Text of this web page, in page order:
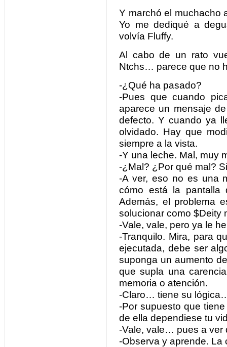
Y marchó el muchacho
Yo me dediqué a
volvía Fluffy.
Al cabo de un rato
Ntchs… parece que no
-¿Qué ha pasado?
-Pues que cuando
aparece un mensaje
defecto. Y cuando ya
olvidado. Hay que
siempre a la vista.
-Y una leche. Mal, muy
-¿Mal? ¿Por qué mal?
-A ver, eso no es una
cómo está la pantalla
Además, el problema
solucionar como $Deity
-Vale, vale, pero ya le
-Tranquilo. Mira, para
ejecutada, debe ser
suponga un aumento
que supla una
memoria o atención.
-Claro… tiene su
-Por supuesto que
de ella dependiese tu
-Vale, vale… pues a
-Observa y aprende. La